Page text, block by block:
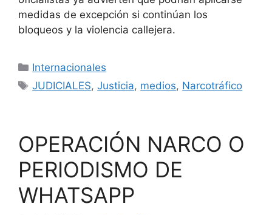
medidas de excepción si continúan los
bloqueos y la violencia callejera.
Categorías
Internacionales
Etiquetas
JUDICIALES,Justicia, medios, Narcotráfico
OPERACIÓN NARCO O
PERIODISMO DE
WHATSAPP